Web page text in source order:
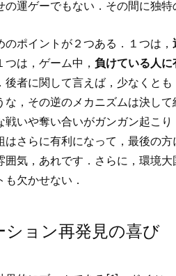
運ゲーでもない．その間に独特
ポイントが２つある．１つは，
は，ゲーム中， 負けている人
後者に関して言えば，少なくと
な，その逆のメカニズムは決し
戦いや奪い合いがガンガン起こ
はさらに有利になって，最後の
囲気，あれです．さらに，環境
欠かせない．
ション再発見の喜び